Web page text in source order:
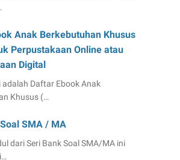
Anak Berkebutuhan Khusus
Perpustakaan Online atau
Digital
adalah Daftar Ebook Anak
Khusus (…
SMA / MA
dari Seri Bank Soal SMA/MA ini